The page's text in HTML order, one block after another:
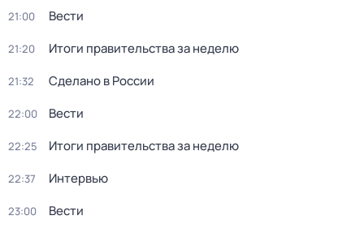
21:00 Вести
21:20 Итоги правительства за неделю
21:32 Сделано в России
22:00 Вести
22:25 Итоги правительства за неделю
22:37 Интервью
23:00 Вести